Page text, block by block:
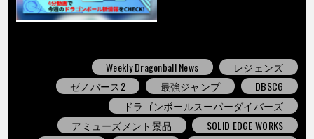
Weekly Dragonball News
レジェンズ
ゼノバース2
最強ジャンプ
DBSCG
ドラゴンボールスーパーダイバーズ
アミューズメント景品
SOLID EDGE WORKS